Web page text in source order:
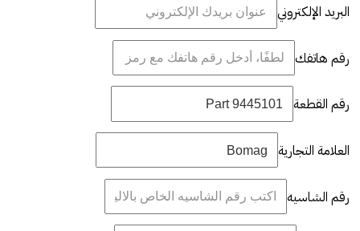
البريد الإلكتروني
رقم هاتفك
رقم القطعة
العلامة التجارية
رقم الشاسيه